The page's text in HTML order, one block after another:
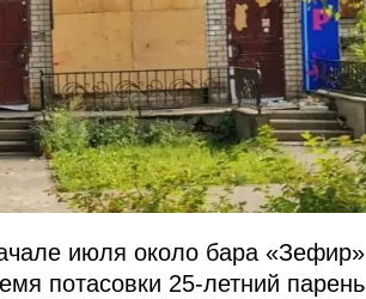
июля около бара
потасовки 25-летний